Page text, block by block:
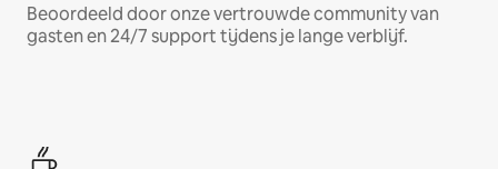
Beoordeeld door onze vertrouwde community van
gasten en 24/7 support tijdens je lange verblijf.